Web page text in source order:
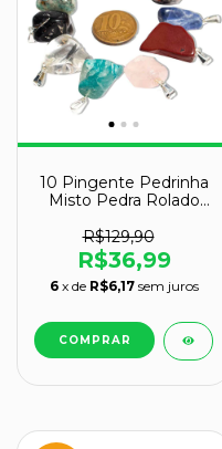
10 Pingente Pedrinha
Misto Pedra Rolado
R$129,90
R$36,99
6 x de R$6,17 sem juros